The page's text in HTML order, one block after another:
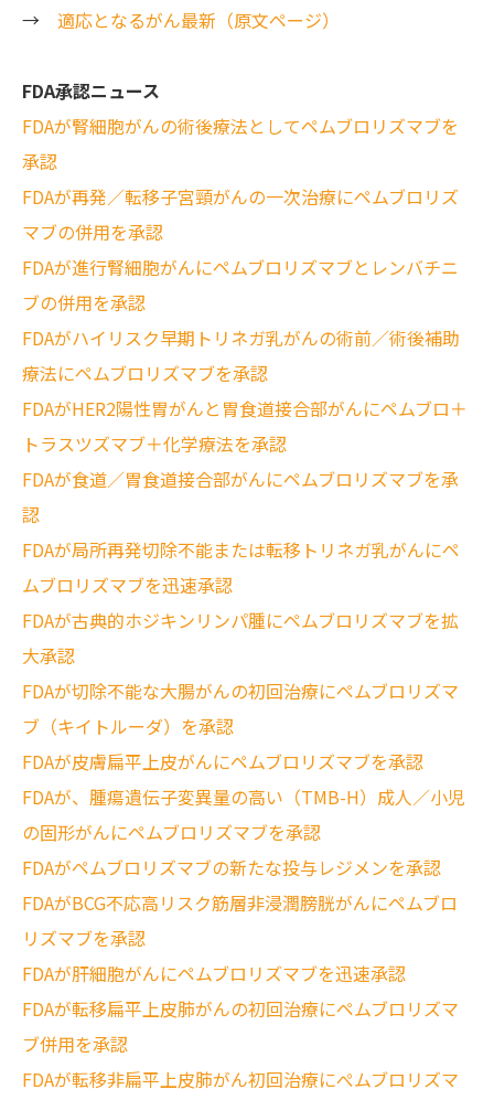
→ 適応となるがん最新（原文ページ）
FDA承認ニュース
FDAが腎細胞がんの術後療法としてペムブロリズマブを
承認
FDAが再発／転移子宮頸がんの一次治療にペムブロリズ
マブの併用を承認
FDAが進行腎細胞がんにペムブロリズマブとレンバチニ
ブの併用を承認
FDAがハイリスク早期トリネガ乳がんの術前／術後補助
療法にペムブロリズマブを承認
FDAがHER2陽性胃がんと胃食道接合部がんにペムブロ＋
トラスツズマブ＋化学療法を承認
FDAが食道／胃食道接合部がんにペムブロリズマブを承
認
FDAが局所再発切除不能または転移トリネガ乳がんにペ
ムブロリズマブを迅速承認
FDAが古典的ホジキンリンパ腫にペムブロリズマブを拡
大承認
FDAが切除不能な大腸がんの初回治療にペムブロリズマ
ブ（キイトルーダ）を承認
FDAが皮膚扁平上皮がんにペムブロリズマブを承認
FDAが、腫瘍遺伝子変異量の高い（TMB-H）成人／小児
の固形がんにペムブロリズマブを承認
FDAがペムブロリズマブの新たな投与レジメンを承認
FDAがBCG不応高リスク筋層非浸潤膀胱がんにペムブロ
リズマブを承認
FDAが肝細胞がんにペムブロリズマブを迅速承認
FDAが転移扁平上皮肺がんの初回治療にペムブロリズマ
ブ併用を承認
FDAが転移非扁平上皮肺がん初回治療にぺムブロリズマ